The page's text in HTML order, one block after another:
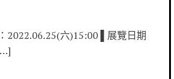
2022.06.25(六)15:00 ▌展覽日期